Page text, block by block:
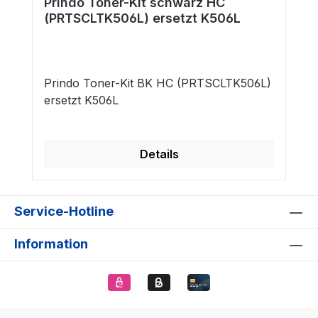
(PRTSCLTK506L) ersetzt K506L
Prindo Toner-Kit BK HC (PRTSCLTK506L)
ersetzt K506L
Details
Service-Hotline
Information